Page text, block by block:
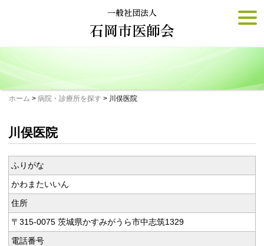
一般社団法人
石岡市医師会
ホーム > 病院・診療所を探す > 川俣医院
川俣医院
ふりがな
かわまたいいん
住所
〒315-0075 茨城県かすみがうら市中志筑1329
電話番号